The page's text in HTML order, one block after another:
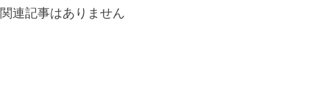
関連記事はありません